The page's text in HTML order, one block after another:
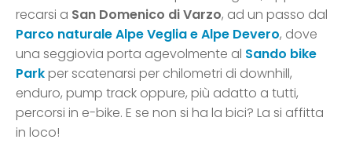
recarsi a San Domenico di Varzo, ad un passo dal
Parco naturale Alpe Veglia e Alpe Devero, dove
una seggiovia porta agevolmente al Sando bike
Parkper scatenarsi per chilometri di downhill,
enduro, pump track oppure, più adatto a tutti,
percorsi in e-bike. E se non si ha la bici? La si affitta
in loco!